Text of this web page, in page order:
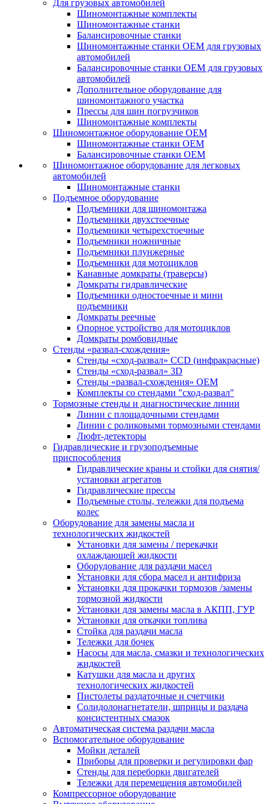
Для грузовых автомобилей
Шиномонтажные комплекты
Шиномонтажные станки
Балансировочные станки
Шиномонтажные станки ОЕМ для грузовых
автомобилей
Балансировочные станки ОЕМ для грузовых
автомобилей
Дополнительное оборудование для
шиномонтажного участка
Прессы для шин погрузчиков
Шиномонтажные комплекты
Шиномонтажное оборудование ОЕМ
Шиномонтажные станки ОЕМ
Балансировочные станки ОЕМ
Шиномонтажное оборудование для легковых
автомобилей
Шиномонтажные станки
Подъемное оборудование
Подъемники для шиномонтажа
Подъемники двухстоечные
Подъемники четырехстоечные
Подъемники ножничные
Подъемники плунжерные
Подъемники для мотоциклов
Канавные домкраты (траверсы)
Домкраты гидравлические
Подъемники одностоечные и мини
подъемники
Домкраты реечные
Опорное устройство для мотоциклов
Домкраты ромбовидные
Стенды «развал-схождения»
Стенды «сход-развал» CCD (инфракрасные)
Стенды «сход-развал» 3D
Стенды «развал-схождения» ОЕМ
Комплекты со стендами "сход-развал"
Тормозные стенды и диагностические линии
Линии с площадочными стендами
Линии с роликовыми тормозными стендами
Люфт-детекторы
Гидравлические и грузоподъемные
приспособления
Гидравлические краны и стойки для снятия/
установки агрегатов
Гидравлические прессы
Подъемные столы, тележки для подъема
колес
Оборудование для замены масла и
технологических жидкостей
Установки для замены / перекачки
охлаждающей жидкости
Оборудование для раздачи масел
Установки для сбора масел и антифриза
Установки для прокачки тормозов /замены
тормозной жидкости
Установки для замены масла в АКПП, ГУР
Установки для откачки топлива
Стойка для раздачи масла
Тележки для бочек
Насосы для масла, смазки и технологических
жидкостей
Катушки для масла и других
технологических жидкостей
Пистолеты раздаточные и счетчики
Солидолонагнетатели, шприцы и раздача
консистентных смазок
Автоматическая система раздачи масла
Вспомогательное оборудование
Мойки деталей
Приборы для проверки и регулировки фар
Стенды для переборки двигателей
Тележки для перемещения автомобилей
Компрессорное оборудование